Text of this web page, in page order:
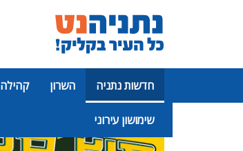
חדשות נתניה השרון קהילה
שימושון עירוני
פרסומת